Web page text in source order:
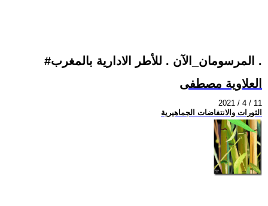
#المرسومان_الآن . للأطر الادارية بالمغرب .
العلاوية مصطفى
2021 / 4 / 11
الثورات والانتفاضات الجماهيرية